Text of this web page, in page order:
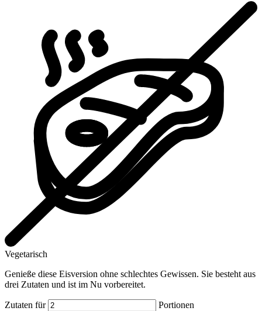
Vegetarisch
Genieße diese Eisversion ohne schlechtes Gewissen. Sie besteht aus
drei Zutaten und ist im Nu vorbereitet.
Zutaten für Portionen